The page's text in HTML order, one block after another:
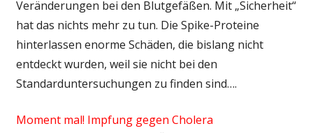
Veränderungen bei den Blutgefäßen. Mit „Sicherheit“
hat das nichts mehr zu tun. Die Spike-Proteine
hinterlassen enorme Schäden, die bislang nicht
entdeckt wurden, weil sie nicht bei den
Standarduntersuchungen zu finden sind….
Moment mal! Impfung gegen Cholera